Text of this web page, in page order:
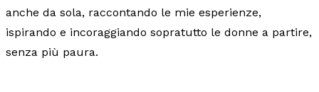
anche da sola, raccontando le mie esperienze,
ispirando e incoraggiando sopratutto le donne a partire,
senza più paura.